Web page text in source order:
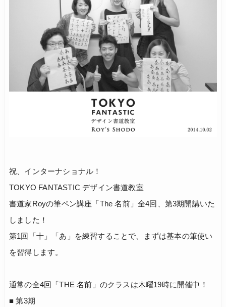
祝、インターナショナル！
TOKYO FANTASTIC デザイン書道教室
書道家Royの筆ペン講座「The 名前」全4回、第3期開講いた
しました！
第1回「十」「あ」を練習することで、まずは基本の筆使い
を習得します。
通常の全4回「THE 名前」のクラスは木曜19時に開催中！
■ 第3期